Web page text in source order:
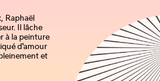
Raphaël
Il lâche
à la peinture
d’amour
et